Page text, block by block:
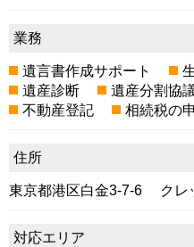
業務
遺言書作成サポート
遺産診断
遺産分割協
不動産登記
相続税の
住所
東京都港区白金3-7-6 クレ
対応エリア